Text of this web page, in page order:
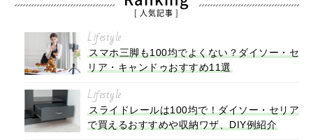
[ 人気記事 ]
Lifestyle
スマホ三脚も100均でよくない？ダイソー・セ
リア・キャンドゥおすすめ11選
Lifestyle
スライドレールは100均で！ダイソー・セリア
で買えるおすすめや収納ワザ、DIY例紹介